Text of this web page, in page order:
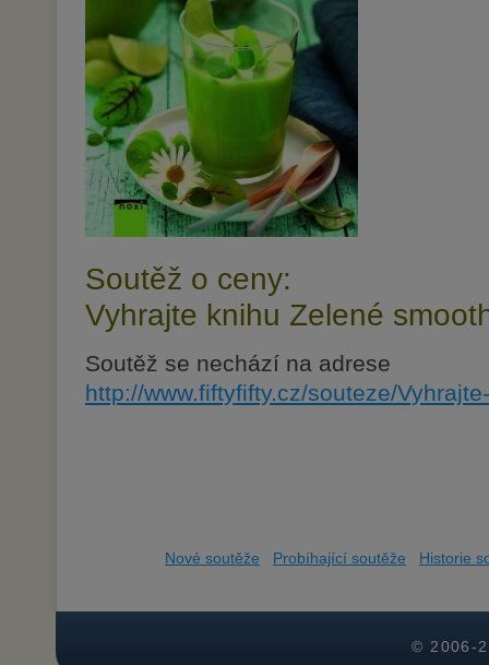
Soutěž o ceny:
Vyhrajte knihu Zelené
Soutěž se nechází na adrese
http://www.fiftyfifty.cz/souteze/
Nové soutěže Probíhající soutěže Historie
© 2006-